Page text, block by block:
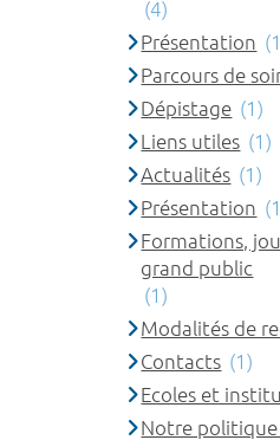
(4)
Présentation
Parcours de
Dépistage (1)
Liens utiles (1)
Actualités (1)
Présentation
Formations,
grand public
(1)
Modalités de
Contacts (1)
Ecoles et
Notre